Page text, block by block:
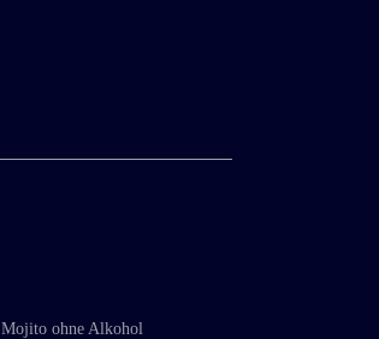
Mojito ohne Alkohol